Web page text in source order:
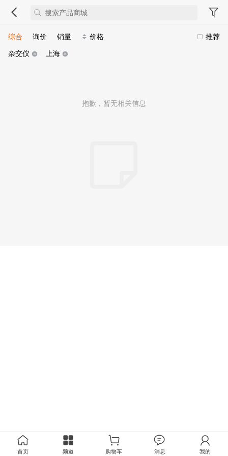
推荐
综合 询价 销量
价格
杂交仪
上海
抱歉，暂无相关信息
首页 频道 购物车 消息 我的